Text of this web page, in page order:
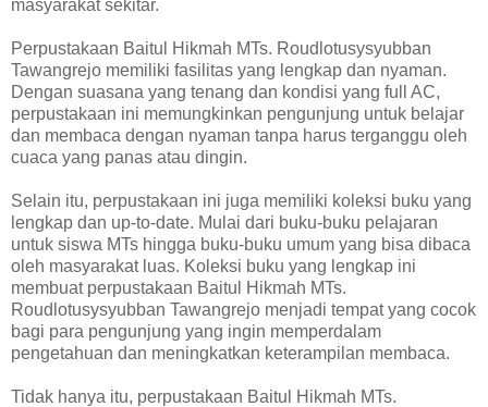
masyarakat sekitar.
Perpustakaan Baitul Hikmah MTs. Roudlotusysyubban
Tawangrejo memiliki fasilitas yang lengkap dan nyaman.
Dengan suasana yang tenang dan kondisi yang full AC,
perpustakaan ini memungkinkan pengunjung untuk belajar
dan membaca dengan nyaman tanpa harus terganggu oleh
cuaca yang panas atau dingin.
Selain itu, perpustakaan ini juga memiliki koleksi buku yang
lengkap dan up-to-date. Mulai dari buku-buku pelajaran
untuk siswa MTs hingga buku-buku umum yang bisa dibaca
oleh masyarakat luas. Koleksi buku yang lengkap ini
membuat perpustakaan Baitul Hikmah MTs.
Roudlotusysyubban Tawangrejo menjadi tempat yang cocok
bagi para pengunjung yang ingin memperdalam
pengetahuan dan meningkatkan keterampilan membaca.
Tidak hanya itu, perpustakaan Baitul Hikmah MTs.